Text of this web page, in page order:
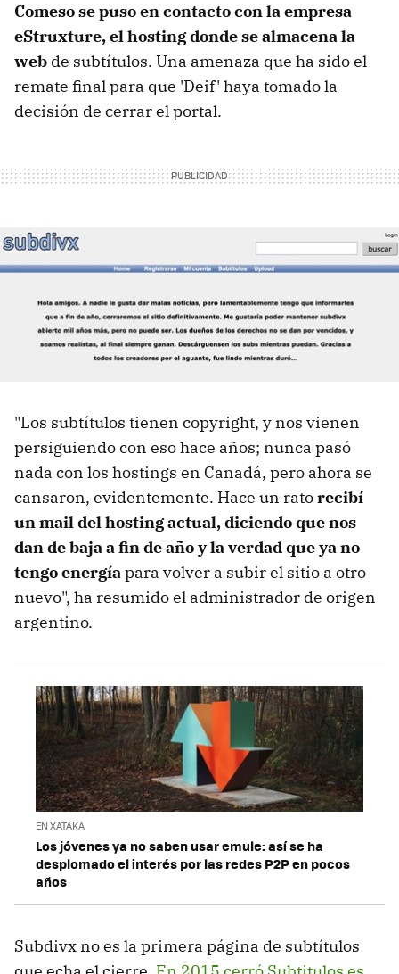
Comeso se puso en contacto con la empresa
eStruxture, el hosting donde se almacena la
web de subtítulos. Una amenaza que ha sido el
remate final para que 'Deif' haya tomado la
decisión de cerrar el portal.
"Los subtítulos tienen copyright, y nos vienen
persiguiendo con eso hace años; nunca pasó
nada con los hostings en Canadá, pero ahora se
cansaron, evidentemente. Hace un ratorecibí
un mail del hosting actual, diciendo que nos
dan de baja a fin de año y la verdad que ya no
tengo energíapara volver a subir el sitio a otro
nuevo", ha resumido el administrador de origen
argentino.
EN XATAKA
Los jóvenes ya no saben usar emule: así se ha
desplomado el interés por las redes P2P en pocos
años
Subdivx no es la primera página de subtítulos